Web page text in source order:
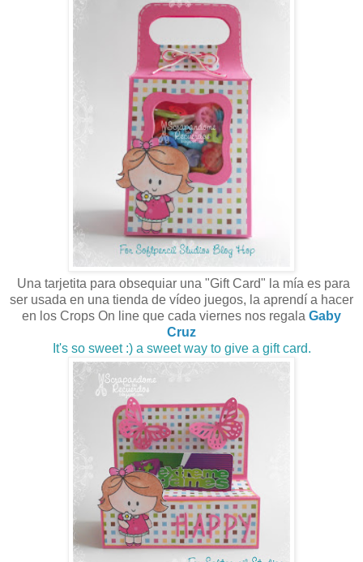
Una tarjetita para obsequiar una "Gift Card" la mía es para
ser usada en una tienda de vídeo juegos, la aprendí a hacer
en los Crops On line que cada viernes nos regala Gaby
Cruz
It's so sweet :) a sweet way to give a gift card.